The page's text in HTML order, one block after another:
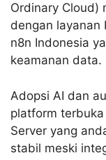
Ordinary Cloud)
dengan layanan
n8n Indonesia
keamanan data.
Adopsi AI dan
platform
Server yang
stabil meski